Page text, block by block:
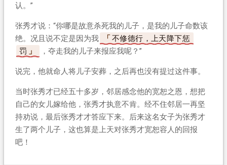
认。”
张秀才说：“你哪是故意杀死我的儿子，是我的儿子命数该
绝。况且说不定是因为我
不修德行，上天降下惩
罚
，夺走我的儿子来报应我呢？”
说完，他就命人将儿子安葬，之后再也没有提过这件事。
当时张秀才已经五十多岁，邻居感念他的宽恕之恩，想把
自己的女儿嫁给他，张秀才执意不肯。经不住邻居一再坚
持劝说，最后张秀才才答应下来。后来这名女子为张秀才
生了两个儿子，这也算是上天对张秀才宽恕容人的回报
吧！